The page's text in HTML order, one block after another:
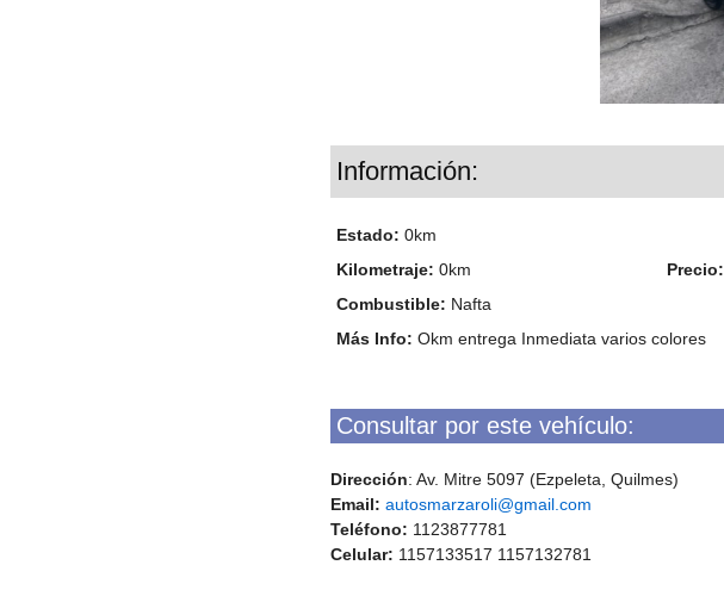
Información:
Estado: 0km
Kilometraje: 0km Precio:
Combustible: Nafta
Más Info: Okm entrega Inmediata varios colores
Consultar por este vehículo:
Dirección: Av. Mitre 5097 (Ezpeleta, Quilmes)
Email: autosmarzaroli@gmail.com
Teléfono: 1123877781
Celular: 1157133517 1157132781